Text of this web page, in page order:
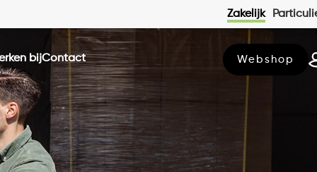
Zakelijk
bij contact Webshop